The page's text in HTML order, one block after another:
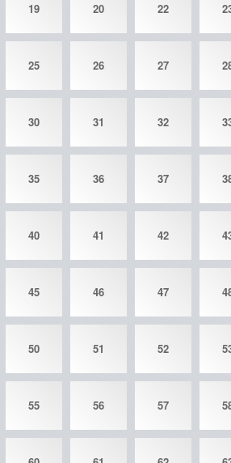
19 20 22
25 26 27
30 31 32
35 36 37
40 41 42
45 46 47
50 51 52
55 56 57